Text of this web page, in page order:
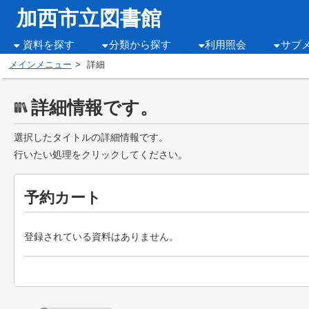
加西市立図書館
資料を探す 分類から探す 利用照会 サブ
メインメニュー 詳細
詳細情報です。
選択したタイトルの詳細情報です。
行いたい処理をクリックしてください。
予約カート
登録されている資料はありません。